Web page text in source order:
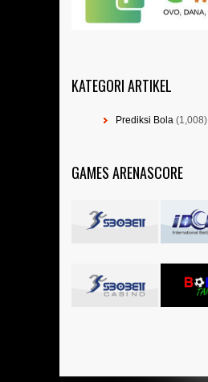
KATEGORI ARTIKEL
Prediksi Bola (1,008)
GAMES ARENASCORE